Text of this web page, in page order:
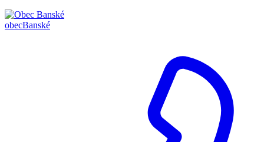
obecBanské